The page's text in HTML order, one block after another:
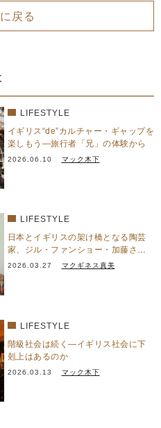
戻る
LIFESTYLE
イギリス“de”カルチャー・ギャップを
楽しもう―旅行者「兄」の体験から
2026.06.10 マック木下
LIFESTYLE
日本とイギリスの架け橋となる陶芸
家、ジル・ファンショー・加藤さん
を訪ねて
2026.03.27 マクギネス真美
LIFESTYLE
階級社会は続く―イギリス社会に下
剋上はあるのか
2026.03.13 マック木下